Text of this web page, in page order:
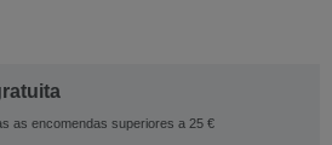
as encomendas superiores a 25 €